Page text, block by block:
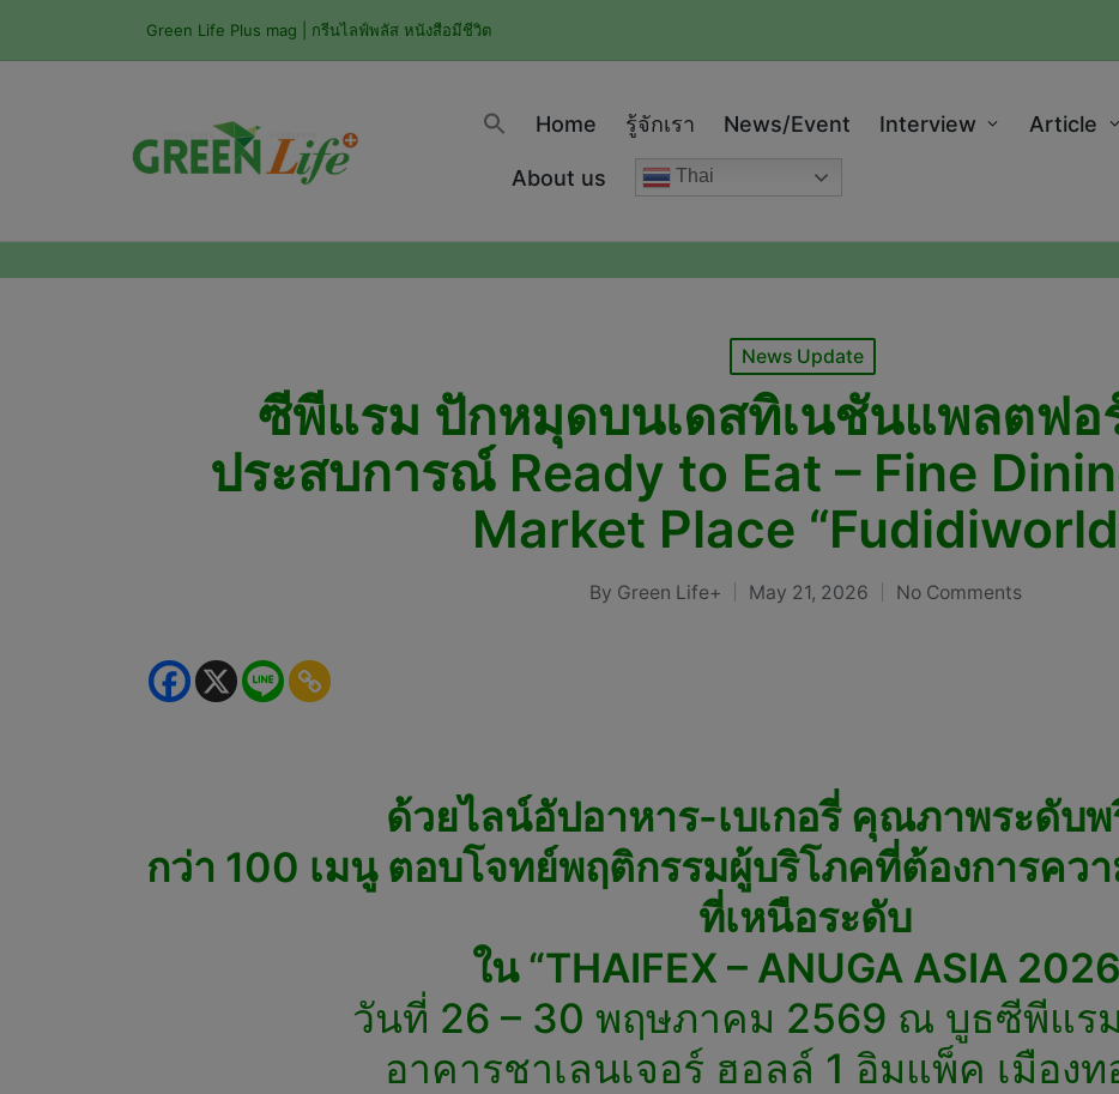
Green Life Plus mag | กรีนไลฟ์พลัส หนังสือมีชีวิต
Home รู้จักเรา News/Event Interview Article
About us Thai
Posted
News Update
ซีพีแรม ปักหมุดบนเดสทิเนชันแพลตฟอ
ประสบการณ์ Ready to Eat – Fine
Market Place
Posted
By Green Life+ May 21, 2026 No Comments
ด้วยไลน์อัปอาหาร-เบเกอรี่ คุณภาพระดับพ
กว่า 100 เมนู ตอบโจทย์พฤติกรรมผู้บริโภคที่ต้องการคว
ที่เหนือระดับ
ใน “THAIFEX – ANUGA ASIA
วันที่ 26 – 30 พฤษภาคม 2569 ณ บูธซีพีแร
อาคารชาเลนเจอร์ ฮอลล์ 1 อิมแพ็ค เมือง